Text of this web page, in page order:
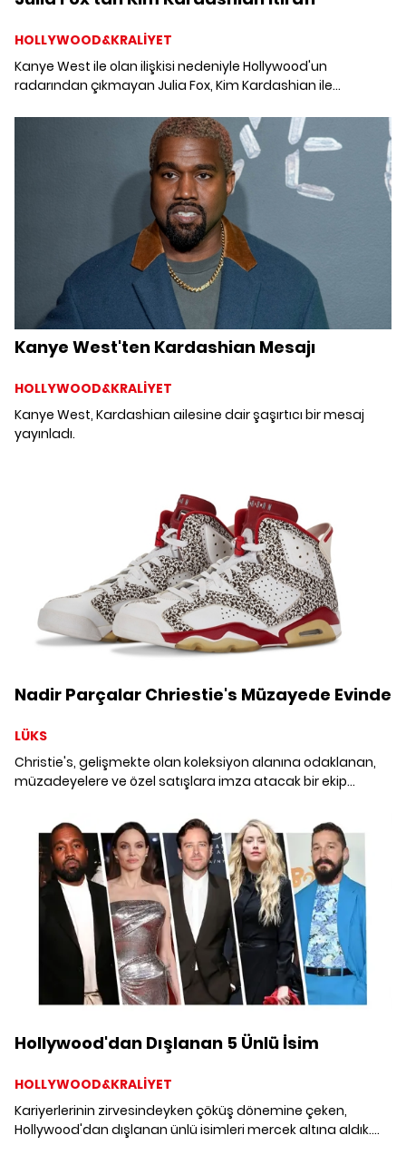
HOLLYWOOD&KRALİYET
Kanye West ile olan ilişkisi nedeniyle Hollywood'un
radarından çıkmayan Julia Fox, Kim Kardashian ile
Kanye West'ten Kardashian Mesajı
HOLLYWOOD&KRALİYET
Kanye West, Kardashian ailesine dair şaşırtıcı bir mesaj
yayınladı.
Nadir Parçalar Chriestie's Müzayede Evinde
LÜKS
Christie's, gelişmekte olan koleksiyon alanına odaklanan,
müzadeyelere ve özel satışlara imza atacak bir ekip
& Collectibles adlı bölümünü açtı.
Hollywood'dan Dışlanan 5 Ünlü İsim
HOLLYWOOD&KRALİYET
Kariyerlerinin zirvesindeyken çöküş dönemine çeken,
Hollywood'dan dışlanan ünlü isimleri mercek altına aldık.